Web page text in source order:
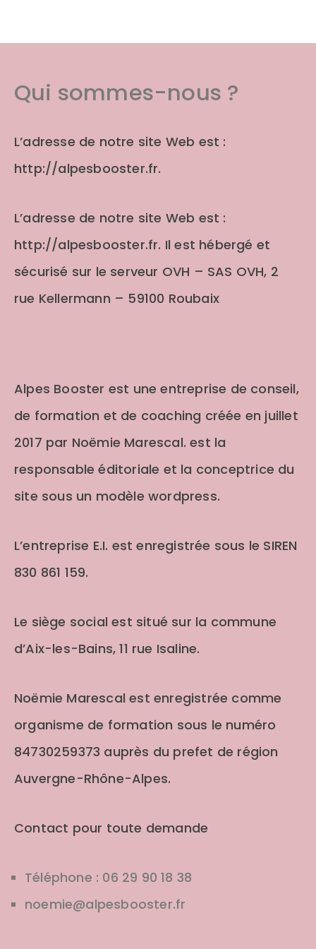
Qui sommes-nous ?
L’adresse de notre site Web est :
http://alpesbooster.fr.
L’adresse de notre site Web est :
http://alpesbooster.fr. Il est hébergé et
sécurisé sur le serveur OVH – SAS OVH, 2
rue Kellermann – 59100 Roubaix
Alpes Booster est une entreprise de conseil,
de formation et de coaching créée en juillet
2017 par Noëmie Marescal. est la
responsable éditoriale et la conceptrice du
site sous un modèle wordpress.
L’entreprise E.I. est enregistrée sous le SIREN
830 861 159.
Le siège social est situé sur la commune
d’Aix-les-Bains, 11 rue Isaline.
Noëmie Marescal est enregistrée comme
organisme de formation sous le numéro
84730259373 auprès du prefet de région
Auvergne-Rhône-Alpes.
Contact pour toute demande
Téléphone : 06 29 90 18 38
noemie@alpesbooster.fr